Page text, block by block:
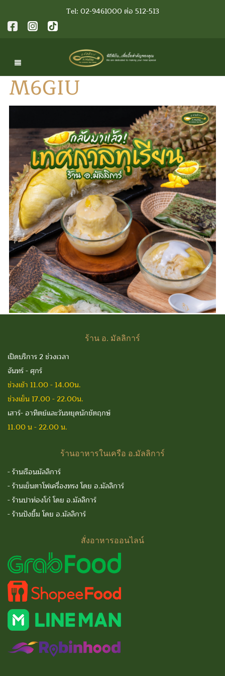
Tel: 02-9461000 ต่อ 512-513
M6GIU
ร้าน อ. มัลลิการ์
เปิดบริการ 2 ช่วงเวลา
จันทร์ - ศุกร์
ช่วงเช้า 11.00 - 14.00น.
ช่วงเย็น 17.00 - 22.00น.
เสาร์- อาทิตย์และวันหยุดนักขัตฤกษ์
11.00 น - 22.00 น.
ร้านอาหารในเครือ อ.มัลลิการ์
-ร้านเรือนมัลลิการ์
-ร้านเย็นตาโฟเครื่องทรง โดย อ.มัลลิการ์
-ร้านปาท่องโก๋ โดย อ.มัลลิการ์
-ร้านปังยิ้ม โดย อ.มัลลิการ์
สั่งอาหารออนไลน์